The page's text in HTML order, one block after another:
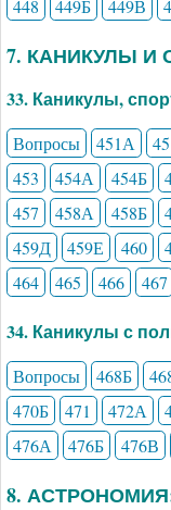
448 449Б 449В
7. КАНИКУЛЫ И
33. Каникулы,
Вопросы 451А
453
454А 454Б
457
458А 458Б
459Д
459Е 460
464
465 466 467
34. Каникулы с
Вопросы 468Б
470Б
471 472А
476А
476Б 476В
8.